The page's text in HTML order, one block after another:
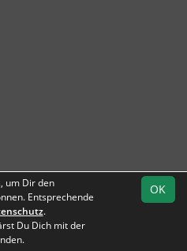
OK
um Dir den
Entsprechende
.
Du Dich mit der